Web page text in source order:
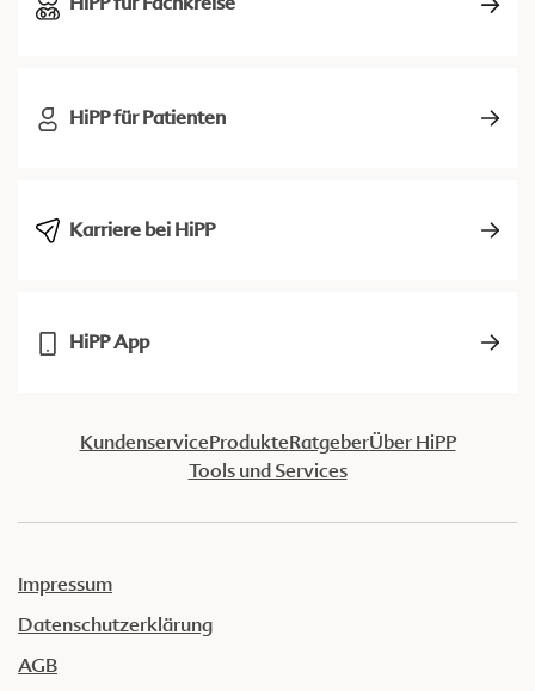
HiPP für Patienten
Karriere bei HiPP
HiPP App
KundenserviceProdukteRatgeberÜber HiPP
Tools und Services
Impressum
Datenschutzerklärung
AGB